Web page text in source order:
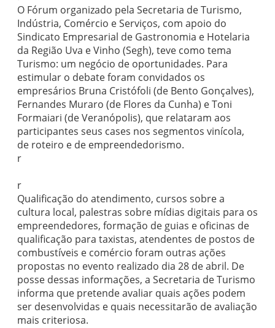
O Fórum organizado pela Secretaria de Turismo,
Indústria, Comércio e Serviços, com apoio do
Sindicato Empresarial de Gastronomia e Hotelaria
da Região Uva e Vinho (Segh), teve como tema
Turismo: um negócio de oportunidades. Para
estimular o debate foram convidados os
empresários Bruna Cristófoli (de Bento Gonçalves),
Fernandes Muraro (de Flores da Cunha) e Toni
Formaiari (de Veranópolis), que relataram aos
participantes seus cases nos segmentos vinícola,
de roteiro e de empreendedorismo.
r
r
Qualificação do atendimento, cursos sobre a
cultura local, palestras sobre mídias digitais para os
empreendedores, formação de guias e oficinas de
qualificação para taxistas, atendentes de postos de
combustíveis e comércio foram outras ações
propostas no evento realizado dia 28 de abril. De
posse dessas informações, a Secretaria de Turismo
informa que pretende avaliar quais ações podem
ser desenvolvidas e quais necessitarão de avaliação
mais criteriosa.